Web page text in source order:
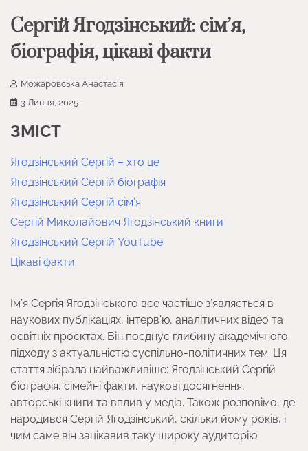
Сергій Ягодзінський: сім’я,
біографія, цікаві факти
Можаровська Анастасія
3 Липня, 2025
ЗМІСТ
Ягодзінський Сергій – хто це
Ягодзінський Сергій біографія
Ягодзінський Сергій сім’я
Сергій Миколайович Ягодзінський книги
Ягодзінський Сергій YouTube
Цікаві факти
Ім’я Сергія Ягодзінського все частіше з’являється в
наукових публікаціях, інтерв’ю, аналітичних відео та
освітніх проєктах. Він поєднує глибину академічного
підходу з актуальністю суспільно-політичних тем. Ця
стаття зібрала найважливіше: Ягодзінський Сергій
біографія, сімейні факти, наукові досягнення,
авторські книги та вплив у медіа. Також розповімо, де
народився Сергій Ягодзінський, скільки йому років, і
чим саме він зацікавив таку широку аудиторію.